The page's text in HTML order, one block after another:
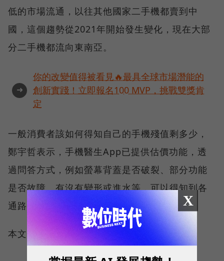
低的市場流通，以往其他國家二手機都賣到中
國，這個趨勢從2021年開始發生變化，現在大部
分二手機都流向東南亞。
➜
你的改變值得被看見🔥最具全球市場潛能的
創新實踐！立即報名100 MVP，挑戰雙獎肯
定
一般消費者該如何得知自己的手機殘值剩多少，
鄭宇哲表示，手機醫生App已提供估價功能，透
過問答方式，例如螢幕背蓋是否破裂、部分功能
是否故障、有沒有變形或進水等，可以得知到各
通路回收的價格大約多少。
本文授權轉載自：中央社
X